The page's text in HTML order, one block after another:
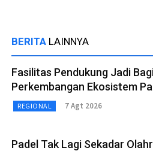
BERITA LAINNYA
Fasilitas Pendukung Jadi
Perkembangan Ekosistem
REGIONAL 7 Agt 2026
Padel Tak Lagi Sekadar